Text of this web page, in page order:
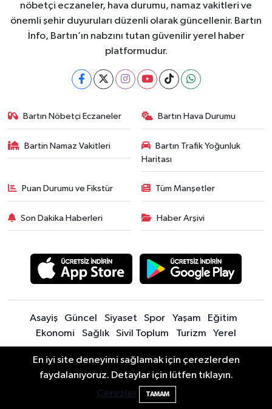
nöbetçi eczaneler, hava durumu, namaz vakitleri ve
önemli şehir duyuruları düzenli olarak güncellenir. Bartın
İnfo, Bartın’ın nabzını tutan güvenilir yerel haber
platformudur.
Bartın Nöbetçi Eczaneler Bartın Hava Durumu
Bartin Namaz Vakitleri
Bartın Trafik Yoğunluk
Haritası
Puan Durumu ve Fikstür Tüm Manşetler
Son Dakika Haberleri Haber Arşivi
Asayiş Güncel Siyaset Spor Yaşam
Eğitim
Ekonomi
Sağlık Sivil Toplum Turizm Yerel
Yayınlanan yorumlardan Bartın Son Dakika Haberleri | Bartın Haber |
Bartın İnfo sorumlu tutulamaz. Sitedeki tüm harici linkler ayrı bir
En iyi site deneyimi sağlamak için çerezlerden
faydalanıyoruz. Detaylar için lütfen tıklayın.
Çerezler
TAMAM
18:40 Drakula böceği Bartın’da: Fındık için
tehlike büyüyor